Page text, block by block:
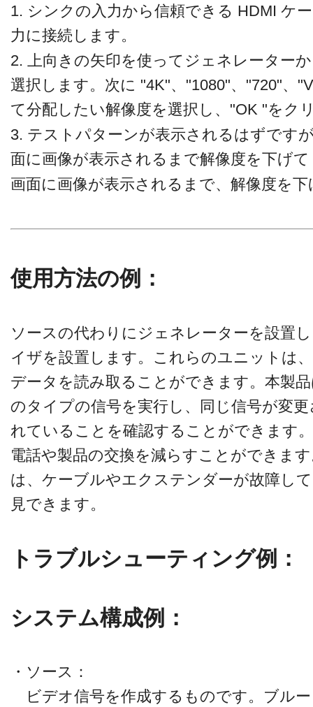
1. シンクの入力から信頼できる HDMI ケ
力に接続します。
2. 上向きの矢印を使ってジェネレーター
選択します。次に "4K"、"1080"、"720"、
て分配したい解像度を選択し、"OK "をク
3. テストパターンが表示されるはずです
面に画像が表示されるまで解像度を下げ
画面に画像が表示されるまで、解像度を
使用方法の例：
ソースの代わりにジェネレーターを設置
イザを設置します。これらのユニットは
データを読み取ることができます。本製
のタイプの信号を実行し、同じ信号が変
れていることを確認することができます
電話や製品の交換を減らすことができま
は、ケーブルやエクステンダーが故障し
見できます。
トラブルシューティング例：
システム構成例：
・ソース：
ビデオ信号を作成するものです。ブル